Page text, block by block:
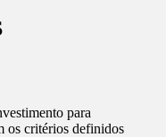
para
os critérios definidos